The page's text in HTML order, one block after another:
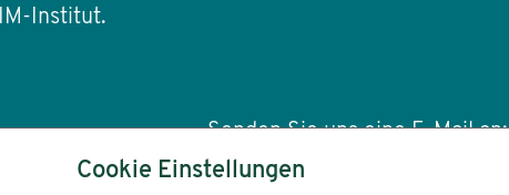
Institut.
Senden Sie uns eine E-Mail an:
info(at)dezim-institut.de
Cookie Einstellungen